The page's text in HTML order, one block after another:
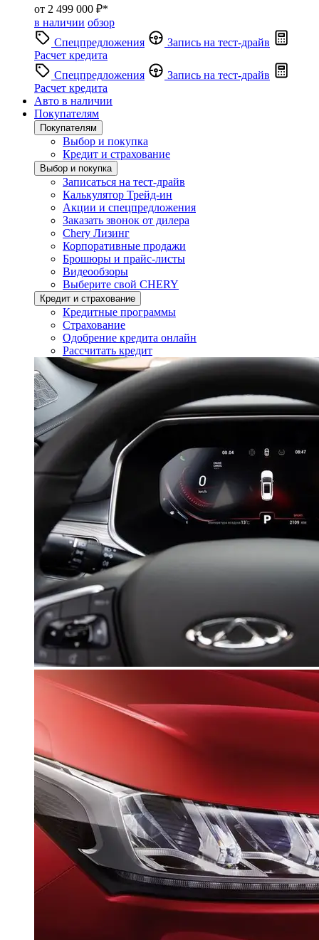
от 2 499 000 ₽*
в наличии обзор
Спецпредложения
Запись на тест-драйв
Расчет кредита
Спецпредложения
Запись на тест-драйв
Расчет кредита
Авто в наличии
Покупателям
Покупателям
Выбор и покупка
Кредит и страхование
Выбор и покупка
Записаться на тест-драйв
Калькулятор Трейд-ин
Акции и спецпредложения
Заказать звонок от дилера
Chery Лизинг
Корпоративные продажи
Брошюры и прайс-листы
Видеообзоры
Выберите свой CHERY
Кредит и страхование
Кредитные программы
Страхование
Одобрение кредита онлайн
Рассчитать кредит